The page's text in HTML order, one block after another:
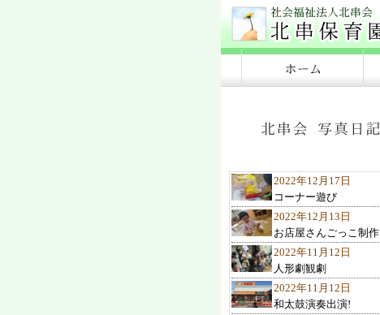
2022年12月17日
コーナー遊び
2022年12月13日
お店屋さんごっこ制作
2022年11月12日
人形劇観劇
2022年11月12日
和太鼓演奏出演!